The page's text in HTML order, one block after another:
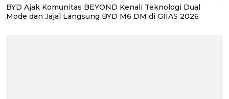
BYD Ajak Komunitas BEYOND Kenali Teknologi Dual
Mode dan Jajal Langsung BYD M6 DM di GIIAS 2026